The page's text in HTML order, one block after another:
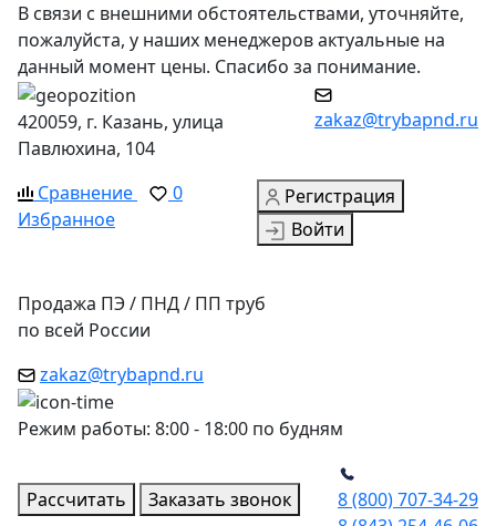
В связи с внешними обстоятельствами, уточняйте,
пожалуйста, у наших менеджеров актуальные на
данный момент цены. Спасибо за понимание.
420059, г. Казань, улица
Павлюхина, 104
zakaz@trybapnd.ru
Сравнение
0
Избранное
Регистрация
Войти
Продажа ПЭ / ПНД / ПП труб
по всей России
zakaz@trybapnd.ru
Режим работы: 8:00 - 18:00 по будням
Рассчитать Заказать звонок
8 (800) 707-34-29